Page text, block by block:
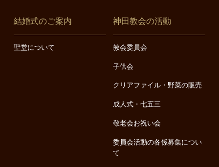
結婚式のご案内
聖堂について
神田教会の活動
教会委員会
子供会
クリアファイル・野菜の販売
成人式・七五三
敬老会お祝い会
委員会活動の各係募集につい
て